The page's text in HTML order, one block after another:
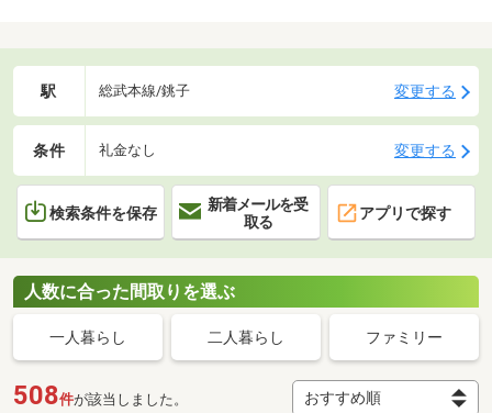
駅 総武本線/銚子 変更する
条件 礼金なし 変更する
検索条件を保存
新着メールを受
取る
アプリで探す
人数に合った間取りを選ぶ
一人暮らし 二人暮らし ファミリー
508件が該当しました。